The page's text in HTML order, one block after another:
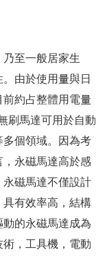
至一般居家生
由於使用量與日
約占整體用電量
刷馬達可用於自動
個領域。因為考
永磁馬達高於感
磁馬達不僅設計
有效率高，結構
的永磁馬達成為
，工具機，電動